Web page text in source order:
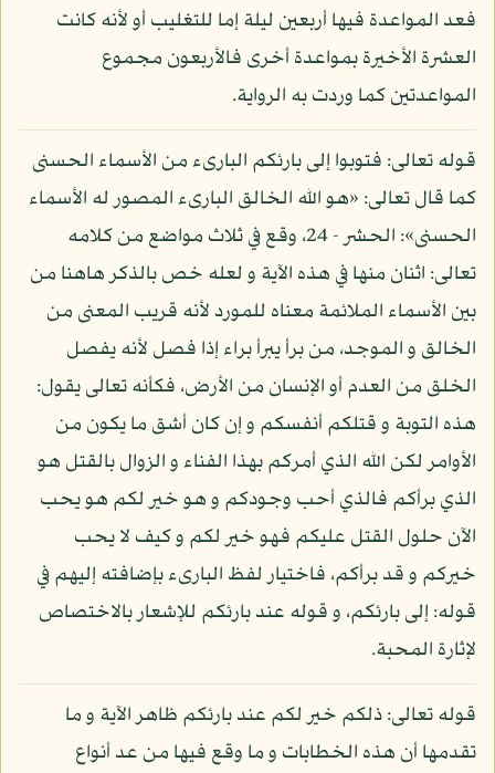
فعد المواعدة فيها أربعين ليلة إما للتغليب أو لأنه كانت
العشرة الأخيرة بمواعدة أخرى فالأربعون مجموع
المواعدتين كما وردت به الرواية.
قوله تعالى: فتوبوا إلى بارئكم البارىء من الأسماء الحسنى
كما قال تعالى: «هو الله الخالق البارىء المصور له الأسماء
الحسنى»: الحشر - 24، وقع في ثلاث مواضع من كلامه
تعالى: اثنان منها في هذه الآية و لعله خص بالذكر هاهنا من
بين الأسماء الملائمة معناه للمورد لأنه قريب المعنى من
الخالق و الموجد، من برأ يبرأ براء إذا فصل لأنه يفصل
الخلق من العدم أو الإنسان من الأرض، فكأنه تعالى يقول:
هذه التوبة و قتلكم أنفسكم و إن كان أشق ما يكون من
الأوامر لكن الله الذي أمركم بهذا الفناء و الزوال بالقتل هو
الذي برأكم فالذي أحب وجودكم و هو خير لكم هو يحب
الآن حلول القتل عليكم فهو خير لكم و كيف لا يحب
خيركم و قد برأكم، فاختيار لفظ البارىء بإضافته إليهم في
قوله: إلى بارئكم، و قوله عند بارئكم للإشعار بالاختصاص
لإثارة المحبة.
قوله تعالى: ذلكم خير لكم عند بارئكم ظاهر الآية و ما
تقدمها أن هذه الخطابات و ما وقع فيها من عد أنواع